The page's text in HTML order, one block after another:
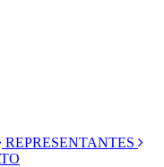
REPRESENTANTES